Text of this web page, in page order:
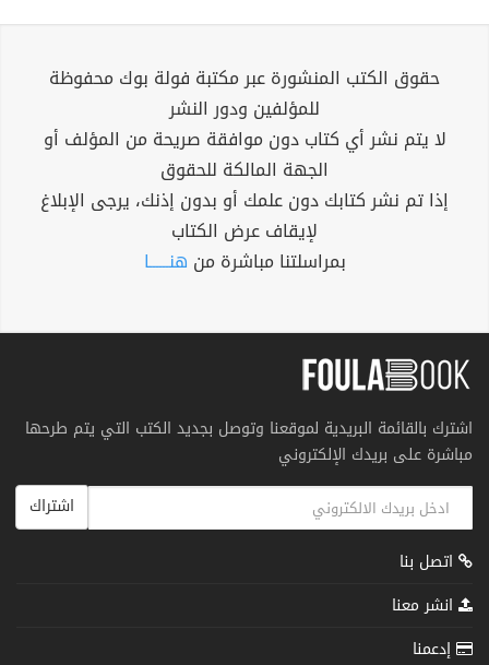
حقوق الكتب المنشورة عبر مكتبة فولة بوك محفوظة
للمؤلفين ودور النشر
لا يتم نشر أي كتاب دون موافقة صريحة من المؤلف أو
الجهة المالكة للحقوق
إذا تم نشر كتابك دون علمك أو بدون إذنك، يرجى الإبلاغ
لإيقاف عرض الكتاب
بمراسلتنا مباشرة من هنــــــا
اشترك بالقائمة البريدية لموقعنا وتوصل بجديد الكتب التي يتم طرحها
مباشرة على بريدك الإلكتروني
اشتراك
اتصل بنا
انشر معنا
إدعمنا